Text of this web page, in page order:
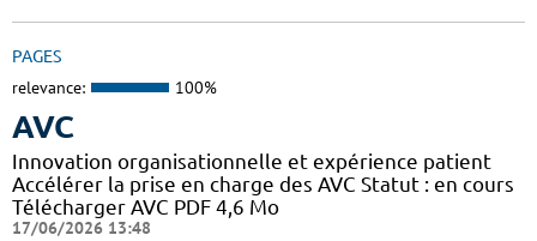
PAGES
relevance: 100%
AVC
Innovation organisationnelle et expérience patient
Accélérer la prise en charge des AVC Statut : en cours
Télécharger AVC PDF 4,6 Mo
17/06/2026 13:48